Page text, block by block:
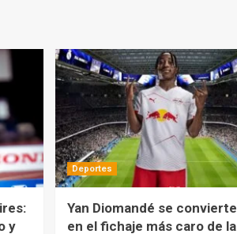
y
Deportes
Yan Diomandé se convierte
en el fichaje más caro de la